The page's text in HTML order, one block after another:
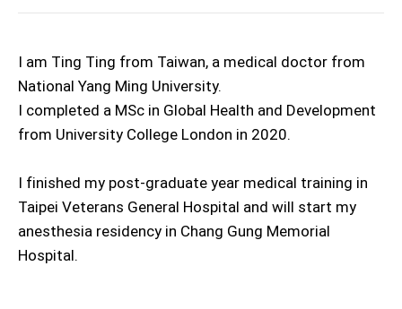
I am Ting Ting from Taiwan, a medical doctor from
National Yang Ming University.
I completed a MSc in Global Health and Development
from University College London in 2020.
I finished my post-graduate year medical training in
Taipei Veterans General Hospital and will start my
anesthesia residency in Chang Gung Memorial
Hospital.